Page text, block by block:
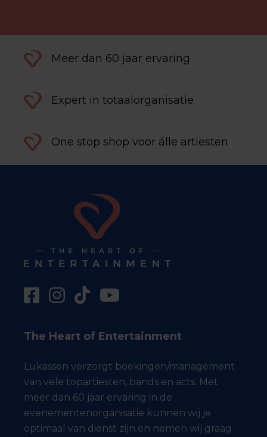
Meer dan 60 jaar ervaring
Expert in totaalorganisatie
One stop shop voor álle artiesten
The Heart of Entertainment
Lukassen verzorgt boekingen/management
van vele topartiesten, bands en acts. Met
meer dan 60 jaar ervaring in de
evenementenorganisatie kunnen wij je
optimaal van dienst zijn en nemen wij graag